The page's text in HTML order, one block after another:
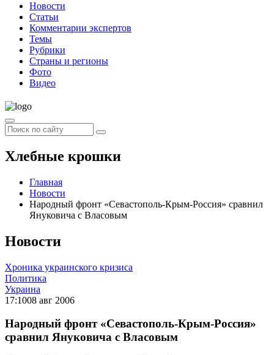
Новости
Статьи
Комментарии экспертов
Темы
Рубрики
Страны и регионы
Фото
Видео
Хлебные крошки
Главная
Новости
Народный фронт «Севастополь-Крым-Россия» сравнил
Януковича с Власовым
Новости
Хроника украинского кризиса
Политика
Украина
17:1008 авг 2006
Народный фронт «Севастополь-Крым-Россия»
сравнил Януковича с Власовым